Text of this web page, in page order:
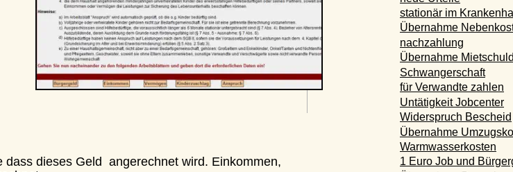
dieses Geld  angerechnet wird. Einkommen,
stationär im Krankenhaus
Übernahme Nebenkosten-
nachzahlung
Übernahme Mietschulden
Schwangerschaft
für Verwandte zahlen
Untätigkeit Jobcenter
Widerspruch Bescheid
Übernahme
Warmwasserkosten
1 Euro Job und Bürgergeld